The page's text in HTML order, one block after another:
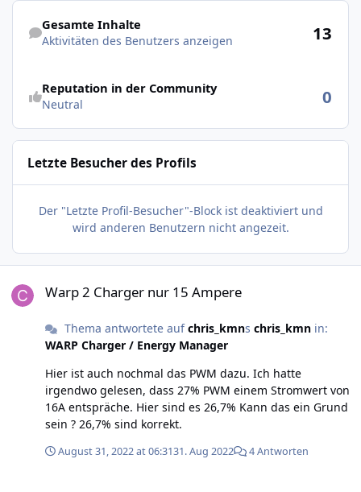
Aktivitäten des Benutzers anzeigen
Gesamte Inhalte
Aktivitäten des Benutzers anzeigen 13
Reputation in der Community
Neutral 0
Letzte Besucher des Profils
Der "Letzte Profil-Besucher"-Block ist deaktiviert und
wird anderen Benutzern nicht angezeit.
Warp 2 Charger nur 15 Ampere
Thema antwortete aufchris_kmns chris_kmnin:
WARP Charger / Energy Manager
Hier ist auch nochmal das PWM dazu. Ich hatte
irgendwo gelesen, dass 27% PWM einem Stromwert von
16A entspräche. Hier sind es 26,7% Kann das ein Grund
sein ? 26,7% sind korrekt.
August 31, 2022 at 06:3131. Aug 2022 4 Antworten